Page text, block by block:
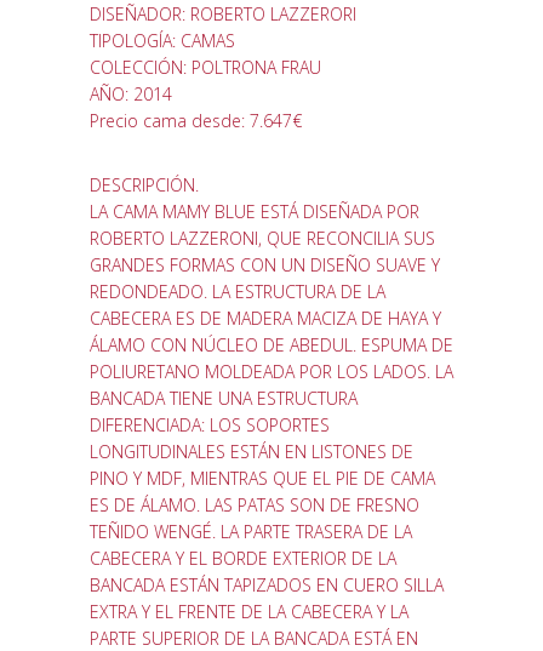
DISEÑADOR: ROBERTO LAZZERORI
TIPOLOGÍA: CAMAS
COLECCIÓN: POLTRONA FRAU
AÑO: 2014
Precio cama desde: 7.647€
DESCRIPCIÓN.
LA CAMA MAMY BLUE ESTÁ DISEÑADA POR
ROBERTO LAZZERONI, QUE RECONCILIA SUS
GRANDES FORMAS CON UN DISEÑO SUAVE Y
REDONDEADO. LA ESTRUCTURA DE LA
CABECERA ES DE MADERA MACIZA DE HAYA Y
ÁLAMO CON NÚCLEO DE ABEDUL. ESPUMA DE
POLIURETANO MOLDEADA POR LOS LADOS. LA
BANCADA TIENE UNA ESTRUCTURA
DIFERENCIADA: LOS SOPORTES
LONGITUDINALES ESTÁN EN LISTONES DE
PINO Y MDF, MIENTRAS QUE EL PIE DE CAMA
ES DE ÁLAMO. LAS PATAS SON DE FRESNO
TEÑIDO WENGÉ. LA PARTE TRASERA DE LA
CABECERA Y EL BORDE EXTERIOR DE LA
BANCADA ESTÁN TAPIZADOS EN CUERO SILLA
EXTRA Y EL FRENTE DE LA CABECERA Y LA
PARTE SUPERIOR DE LA BANCADA ESTÁ EN